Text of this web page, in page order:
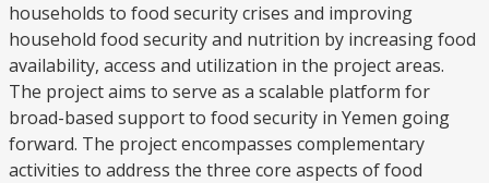
households to food security crises and improving
household food security and nutrition by increasing food
availability, access and utilization in the project areas.
The project aims to serve as a scalable platform for
broad-based support to food security in Yemen going
forward. The project encompasses complementary
activities to address the three core aspects of food